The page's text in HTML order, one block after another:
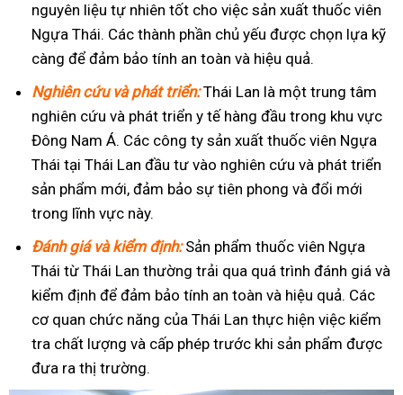
nguyên liệu tự nhiên tốt cho việc sản xuất thuốc viên
Ngựa Thái. Các thành phần chủ yếu được chọn lựa kỹ
càng để đảm bảo tính an toàn và hiệu quả.
Nghiên cứu và phát triển:Thái Lan là một trung tâm
nghiên cứu và phát triển y tế hàng đầu trong khu vực
Đông Nam Á. Các công ty sản xuất thuốc viên Ngựa
Thái tại Thái Lan đầu tư vào nghiên cứu và phát triển
sản phẩm mới, đảm bảo sự tiên phong và đổi mới
trong lĩnh vực này.
Đánh giá và kiểm định:Sản phẩm thuốc viên Ngựa
Thái từ Thái Lan thường trải qua quá trình đánh giá và
kiểm định để đảm bảo tính an toàn và hiệu quả. Các
cơ quan chức năng của Thái Lan thực hiện việc kiểm
tra chất lượng và cấp phép trước khi sản phẩm được
đưa ra thị trường.